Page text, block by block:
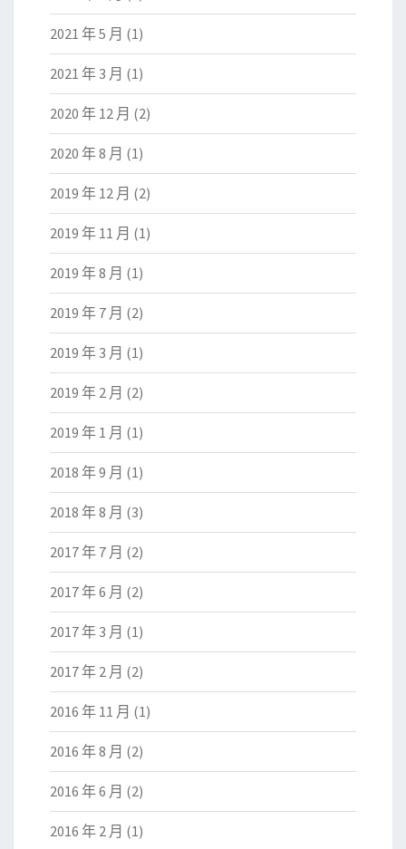
2021 年 5 月 (1)
2021 年 3 月 (1)
2020 年 12 月 (2)
2020 年 8 月 (1)
2019 年 12 月 (2)
2019 年 11 月 (1)
2019 年 8 月 (1)
2019 年 7 月 (2)
2019 年 3 月 (1)
2019 年 2 月 (2)
2019 年 1 月 (1)
2018 年 9 月 (1)
2018 年 8 月 (3)
2017 年 7 月 (2)
2017 年 6 月 (2)
2017 年 3 月 (1)
2017 年 2 月 (2)
2016 年 11 月 (1)
2016 年 8 月 (2)
2016 年 6 月 (2)
2016 年 2 月 (1)